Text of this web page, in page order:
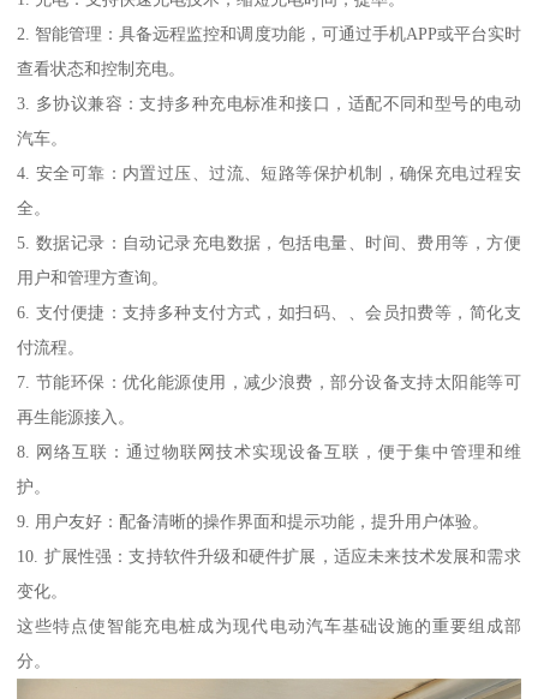
2. 智能管理：具备远程监控和调度功能，可通过手机APP或平台实时
查看状态和控制充电。
3. 多协议兼容：支持多种充电标准和接口，适配不同和型号的电动
汽车。
4. 安全可靠：内置过压、过流、短路等保护机制，确保充电过程安
全。
5. 数据记录：自动记录充电数据，包括电量、时间、费用等，方便
用户和管理方查询。
6. 支付便捷：支持多种支付方式，如扫码、、会员扣费等，简化支
付流程。
7. 节能环保：优化能源使用，减少浪费，部分设备支持太阳能等可
再生能源接入。
8. 网络互联：通过物联网技术实现设备互联，便于集中管理和维
护。
9. 用户友好：配备清晰的操作界面和提示功能，提升用户体验。
10. 扩展性强：支持软件升级和硬件扩展，适应未来技术发展和需求
变化。
这些特点使智能充电桩成为现代电动汽车基础设施的重要组成部
分。